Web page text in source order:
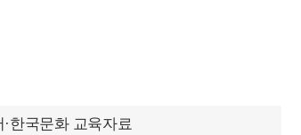
·한국문화 교육자료